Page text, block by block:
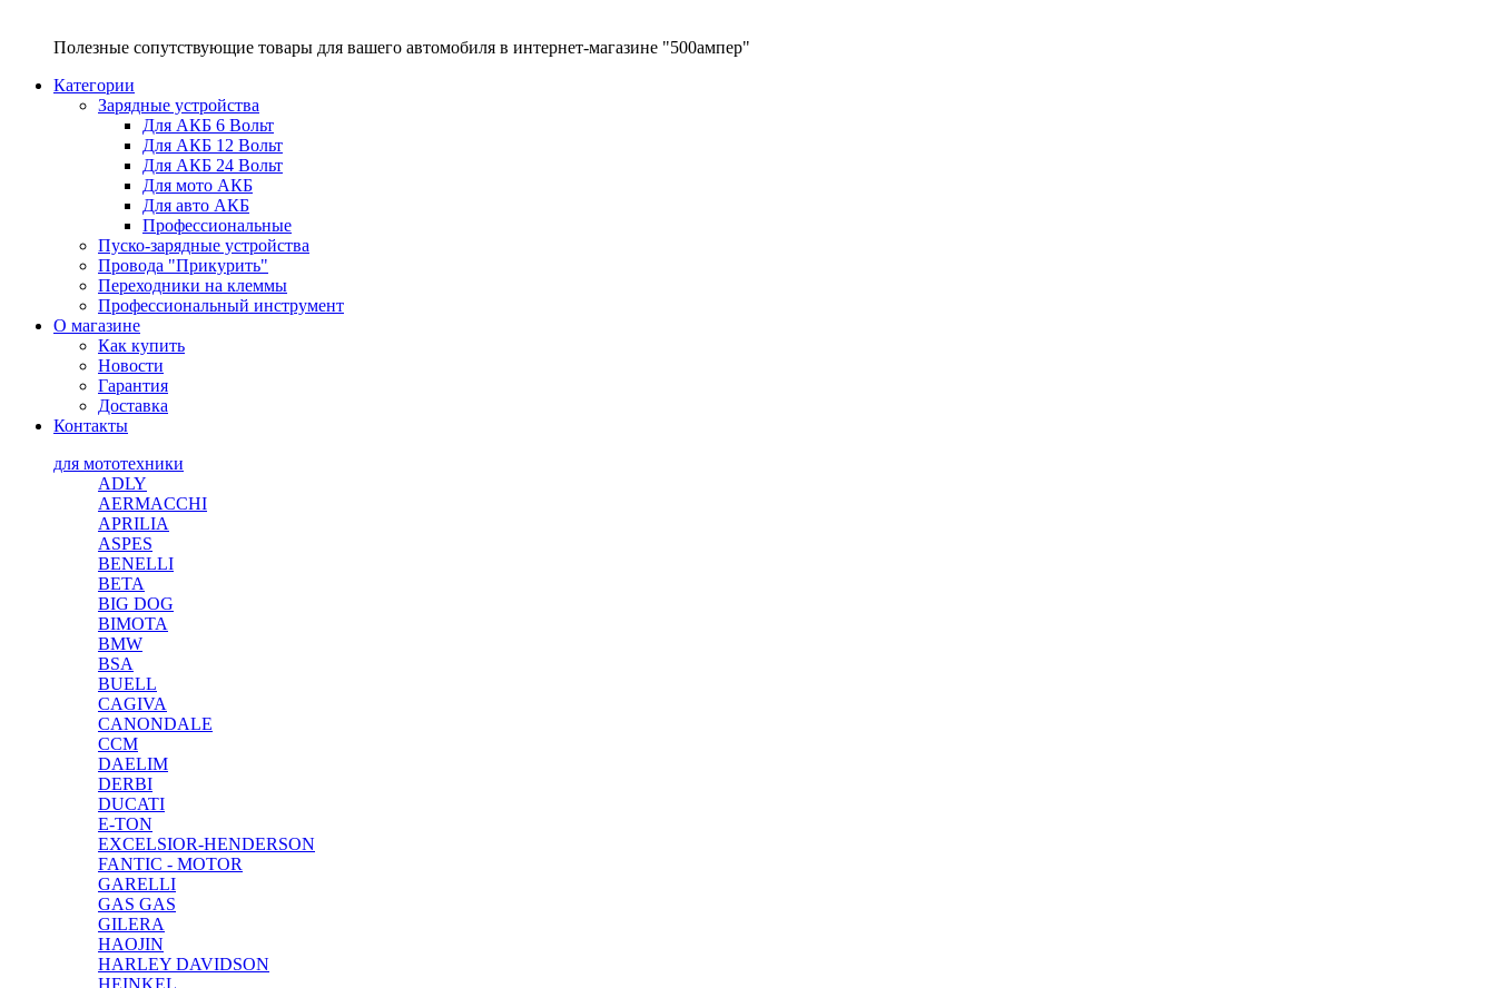
Полезные сопутствующие товары для вашего автомобиля в интернет-магазине "500ампер"
Категории
Зарядные устройства
Для АКБ 6 Вольт
Для АКБ 12 Вольт
Для АКБ 24 Вольт
Для мото АКБ
Для авто АКБ
Профессиональные
Пуско-зарядные устройства
Провода "Прикурить"
Переходники на клеммы
Профессиональный инструмент
О магазине
Как купить
Новости
Гарантия
Доставка
Контакты
для мототехники
ADLY
AERMACCHI
APRILIA
ASPES
BENELLI
BETA
BIG DOG
BIMOTA
BMW
BSA
BUELL
CAGIVA
CANONDALE
CCM
DAELIM
DERBI
DUCATI
E-TON
EXCELSIOR-HENDERSON
FANTIC - MOTOR
GARELLI
GAS GAS
GILERA
HAOJIN
HARLEY DAVIDSON
HEINKEL